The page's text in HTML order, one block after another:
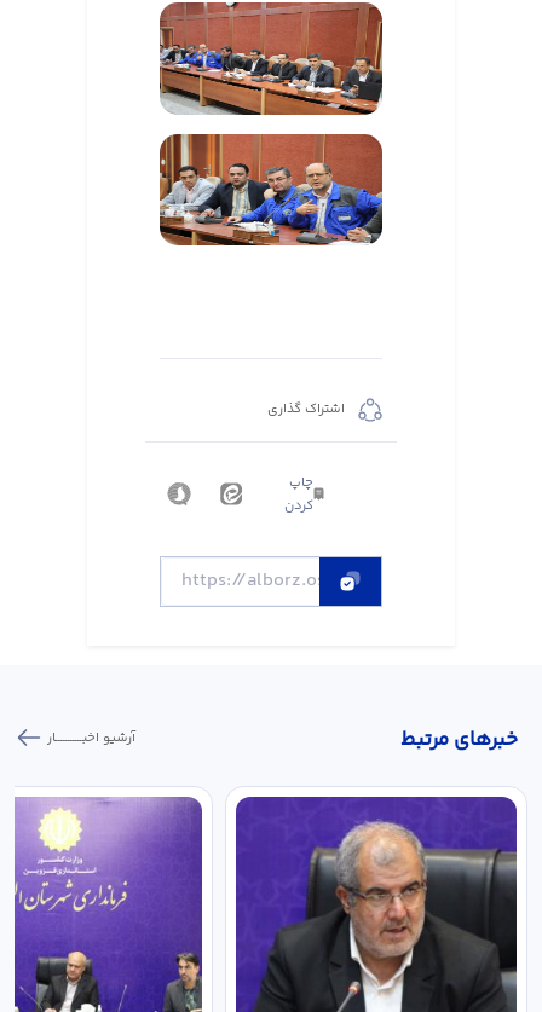
اشتراک گذاری
چاپ
کردن
خبر‌های مرتبط آرشیو اخبـــــــــــار